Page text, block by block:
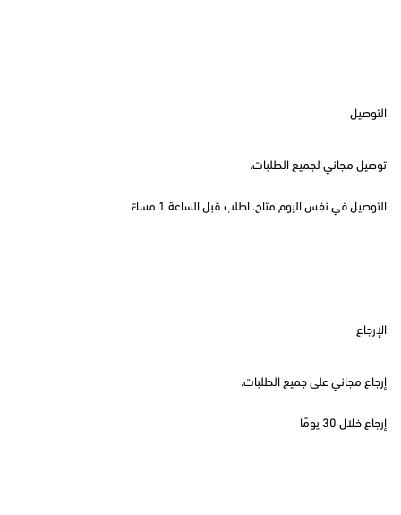
التوصيل
توصيل مجاني لجميع الطلبات.
التوصيل في نفس اليوم متاح. اطلب قبل الساعة 1 مساءً
الإرجاع
إرجاع مجاني على جميع الطلبات.
إرجاع خلال 30 يومًا